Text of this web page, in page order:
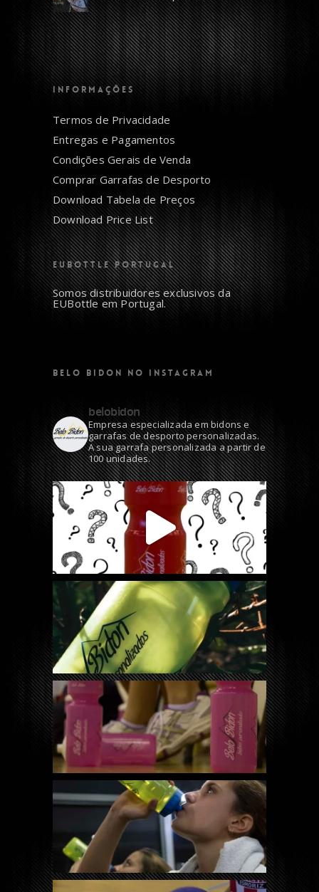
INFORMAÇÕES
Termos de Privacidade
Entregas e Pagamentos
Condições Gerais de Venda
Comprar Garrafas de Desporto
Download Tabela de Preços
Download Price List
EUBOTTLE PORTUGAL
Somos distribuidores exclusivos da
EUBottle em Portugal.
BELO BIDON NO INSTAGRAM
belobidon
Empresa especializada em bidons e
garrafas de desporto personalizadas.
A sua garrafa personalizada a partir de
100 unidades.